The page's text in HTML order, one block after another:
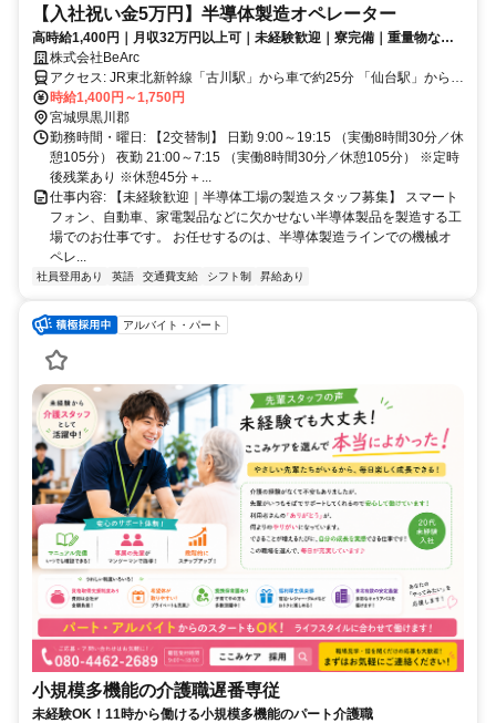
【入社祝い金5万円】半導体製造オペレーター
高時給1,400円｜月収32万円以上可｜未経験歓迎｜寮完備｜重量物なし
｜履歴書不要｜年間休日122日
株式会社BeArc
アクセス: JR東北新幹線「古川駅」から車で約25分 「仙台駅」から車
時給1,400円～1,750円
宮城県黒川郡
勤務時間・曜日: 【2交替制】 日勤 9:00～19:15 （実働8時間30分／休
憩105分） 夜勤 21:00～7:15 （実働8時間30分／休憩105分） ※定時
後残業あり ※休憩45分＋...
仕事内容: 【未経験歓迎｜半導体工場の製造スタッフ募集】 スマート
フォン、自動車、家電製品などに欠かせない半導体製品を製造する工
場でのお仕事です。 お任せするのは、半導体製造ラインでの機械オ
ペレ...
社員登用あり 英語 交通費支給 シフト制 昇給あり
アルバイト・パート
小規模多機能の介護職遅番専従
未経験OK！11時から働ける小規模多機能のパート介護職